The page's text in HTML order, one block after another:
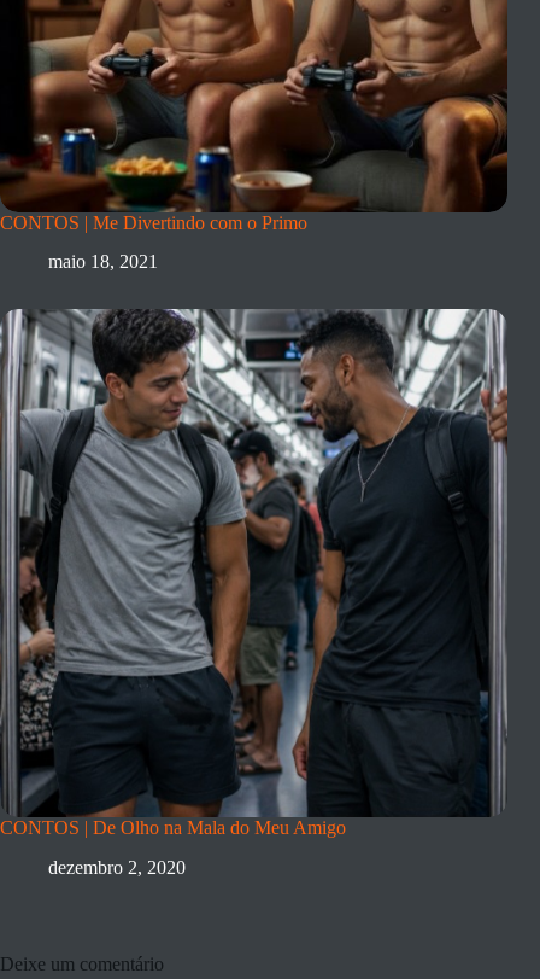
CONTOS | Me Divertindo com o Primo
maio 18, 2021
CONTOS | De Olho na Mala do Meu Amigo
dezembro 2, 2020
Deixe um comentário